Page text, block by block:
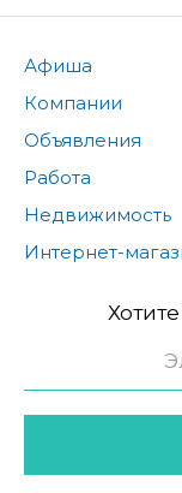
Афиша
Компании
Объявления
Работа
Недвижимость
Интернет-